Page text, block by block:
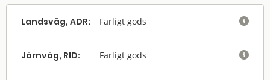
Landsväg, ADR: Farligt gods 
Järnväg, RID: Farligt gods 